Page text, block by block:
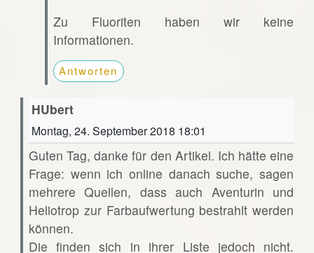
Zu Fluoriten haben wir keine
Informationen.
Antworten
HUbert
Montag, 24. September 2018 18:01
Guten Tag, danke für den Artikel. Ich hätte eine
Frage: wenn ich online danach suche, sagen
mehrere Quellen, dass auch Aventurin und
Heliotrop zur Farbaufwertung bestrahlt werden
können.
Die finden sich in ihrer Liste jedoch nicht.